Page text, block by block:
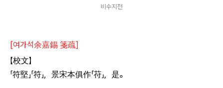
비수지전
[여가석余嘉錫 箋疏]
【校文】
「符堅」「符」，景宋本俱作「苻」，是。